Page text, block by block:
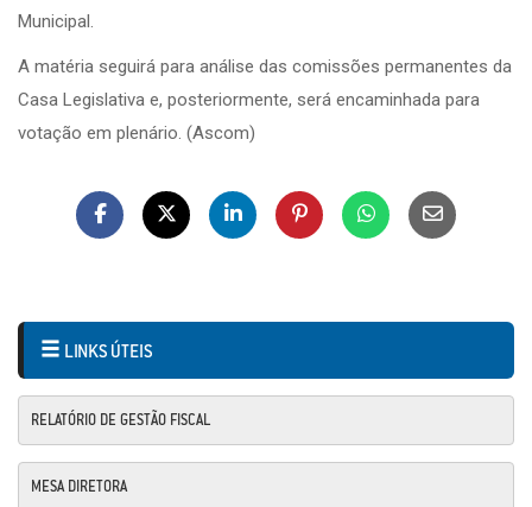
Municipal.
A matéria seguirá para análise das comissões permanentes da
Casa Legislativa e, posteriormente, será encaminhada para
votação em plenário. (Ascom)
LINKS ÚTEIS
RELATÓRIO DE GESTÃO FISCAL
MESA DIRETORA